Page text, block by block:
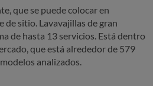
que se puede colocar en
de sitio. Lavavajillas de gran
de hasta 13 servicios. Está dentro
que está alrededor de 579
analizados.